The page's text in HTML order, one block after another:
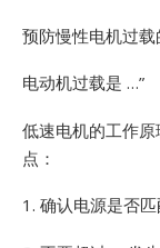
预防慢性电机过载
电动机过载是 …”
低速电机的工作
点：
1. 确认电源是否匹